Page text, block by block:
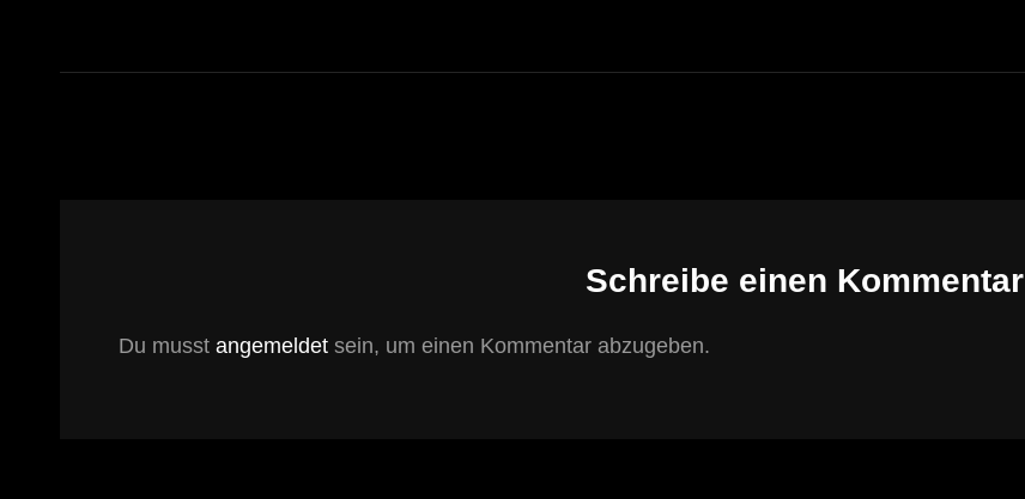
Schreibe einen Kommentar
Du musst angemeldet sein, um einen Kommentar abzugeben.